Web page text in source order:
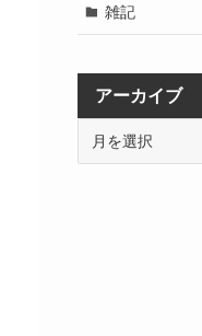
雑記
アーカイブ